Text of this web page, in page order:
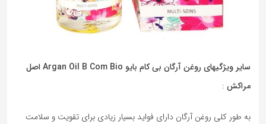
سایر ویژگیهای روغن آرگان بی کام بایو Argan Oil B Com Bio اصل
مراکش :
به طور کلی روغن آرگان دارای فواید بسیار زیادی برای تقویت و سلامت